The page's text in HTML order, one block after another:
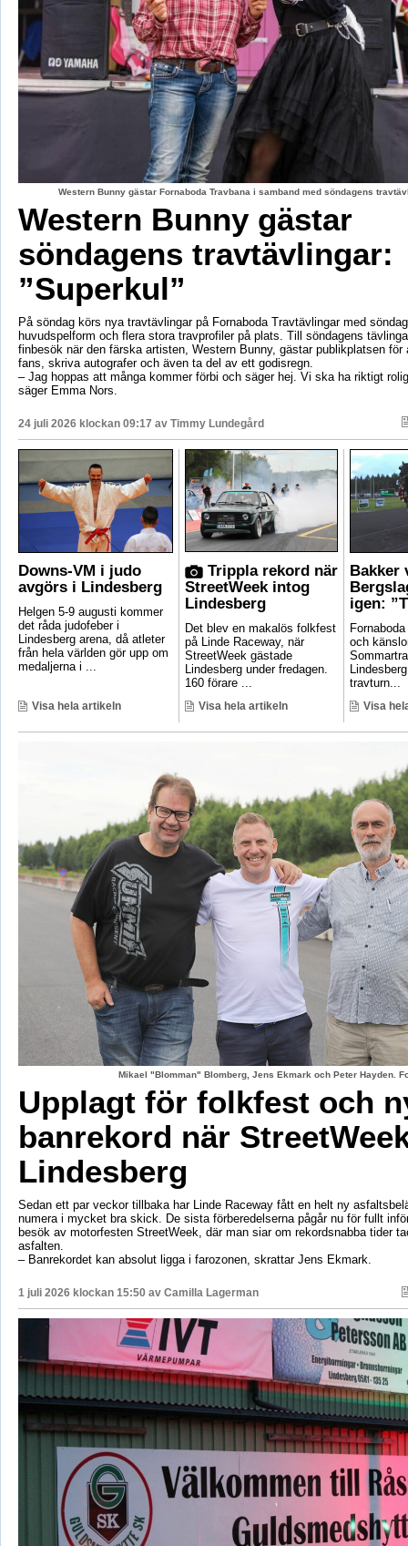
Western Bunny gästar Fornaboda Travbana i samband med söndagens
Western Bunny gästar
söndagens travtävlingar:
”Superkul”
På söndag körs nya travtävlingar på Fornaboda Travtävlingar med
huvudspelform och flera stora travprofiler på plats. Till söndagens
finbesök när den färska artisten, Western Bunny, gästar publikplatsen för
fans, skriva autografer och även ta del av ett godisregn.
– Jag hoppas att många kommer förbi och säger hej. Vi ska ha riktigt
säger Emma Nors.
24 juli 2026 klockan 09:17 av Timmy Lundegård
Downs-VM i judo
avgörs i Lindesberg
Helgen 5-9 augusti kommer
det råda judofeber i
Lindesberg arena, då atleter
från hela världen gör upp om
medaljerna i ...
Visa hela artikeln
Trippla rekord när
StreetWeek intog
Lindesberg
Det blev en makalös folkfest
på Linde Raceway, när
StreetWeek gästade
Lindesberg under fredagen.
160 förare ...
Visa hela artikeln
Bakker
igen:
och
travturn...
Visa
Mikael "Blomman" Blomberg, Jens Ekmark och Peter Hayden.
Upplagt för folkfest och
banrekord när
Lindesberg
Sedan ett par veckor tillbaka har Linde Raceway fått en helt ny
numera i mycket bra skick. De sista förberedelserna pågår nu för fullt
besök av motorfesten StreetWeek, där man siar om rekordsnabba tider
asfalten.
– Banrekordet kan absolut ligga i farozonen, skrattar Jens Ekmark.
1 juli 2026 klockan 15:50 av Camilla Lagerman